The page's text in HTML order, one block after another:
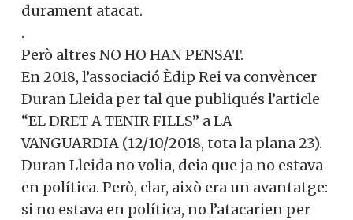
durament atacat.
.
Però altres NO HO HAN PENSAT.
En 2018, l’associació Èdip Rei va convèncer
Duran Lleida per tal que publiqués l’article
“EL DRET A TENIR FILLS” a LA
VANGUARDIA (12/10/2018, tota la plana 23).
Duran Lleida no volia, deia que ja no estava
en política. Però, clar, això era un avantatge:
si no estava en política, no l’atacarien per